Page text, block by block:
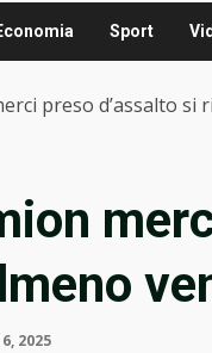
Sport
preso d’assalto
2025